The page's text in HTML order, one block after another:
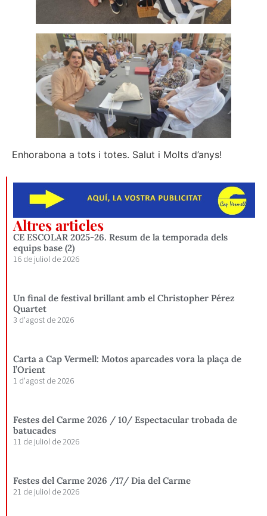
Enhorabona a tots i totes. Salut i Molts d’anys!
Altres articles
CE ESCOLAR 2025-26. Resum de la temporada dels
equips base (2)
16 de juliol de 2026
Un final de festival brillant amb el Christopher Pérez
Quartet
3 d'agost de 2026
Carta a Cap Vermell: Motos aparcades vora la plaça de
l’Orient
1 d'agost de 2026
Festes del Carme 2026 / 10/ Espectacular trobada de
batucades
11 de juliol de 2026
Festes del Carme 2026 /17/ Dia del Carme
21 de juliol de 2026